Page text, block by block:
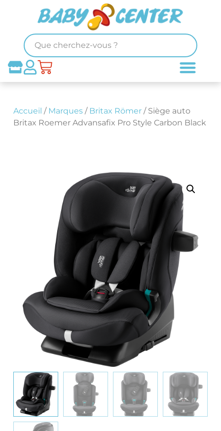
Accueil / Marques/ Britax Römer/ Siège auto
Britax Roemer Advansafix Pro Style Carbon Black